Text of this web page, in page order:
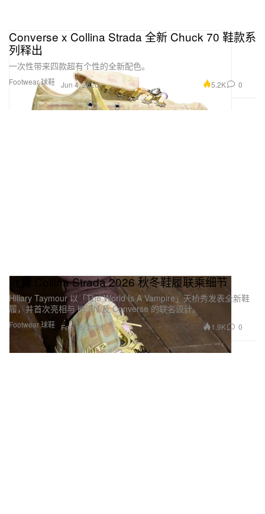
Footwear 球鞋
Converse x Collina Strada 全新 Chuck 70 鞋款系
列释出
一次性带来四款超有个性的全新配色。
Jun 4, 2026 5.2K 0
Footwear 球鞋
近赏 Collina Strada 2026 秋冬鞋履联乘细节
Hillary Taymour 以「The World Is A Vampire」天桥秀发表全新鞋
履，并首次亮相与 KEEN 及 Converse 的联名设计。
Feb 16, 2026 1.9K 0